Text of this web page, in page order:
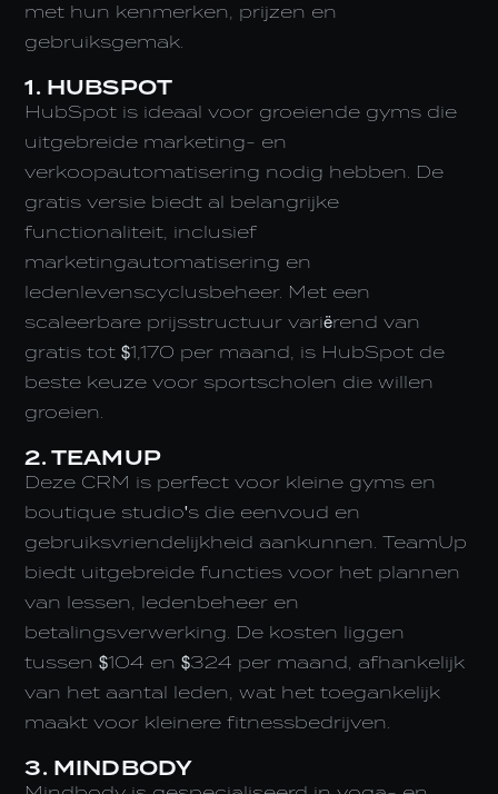
met hun kenmerken, prijzen en
gebruiksgemak.
1. HUBSPOT
HubSpot is ideaal voor groeiende gyms die
uitgebreide marketing- en
verkoopautomatisering nodig hebben. De
gratis versie biedt al belangrijke
functionaliteit, inclusief
marketingautomatisering en
ledenlevenscyclusbeheer. Met een
scaleerbare prijsstructuur variërend van
gratis tot $1,170 per maand, is HubSpot de
beste keuze voor sportscholen die willen
groeien.
2. TEAMUP
Deze CRM is perfect voor kleine gyms en
boutique studio's die eenvoud en
gebruiksvriendelijkheid aankunnen. TeamUp
biedt uitgebreide functies voor het plannen
van lessen, ledenbeheer en
betalingsverwerking. De kosten liggen
tussen $104 en $324 per maand, afhankelijk
van het aantal leden, wat het toegankelijk
maakt voor kleinere fitnessbedrijven.
3. MINDBODY